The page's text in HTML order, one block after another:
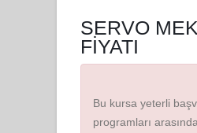
SERVO
FIYATI
Bu kursa yeterli
programları